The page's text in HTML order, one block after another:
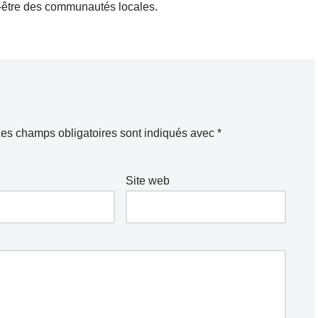
des communautés locales.
champs obligatoires sont indiqués avec *
Site web